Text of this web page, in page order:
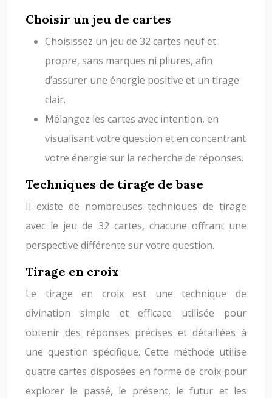
Choisir un jeu de cartes
Choisissez un jeu de 32 cartes neuf et
propre, sans marques ni pliures, afin
d’assurer une énergie positive et un tirage
clair.
Mélangez les cartes avec intention, en
visualisant votre question et en concentrant
votre énergie sur la recherche de réponses.
Techniques de tirage de base
Il existe de nombreuses techniques de tirage
avec le jeu de 32 cartes, chacune offrant une
perspective différente sur votre question.
Tirage en croix
Le tirage en croix est une technique de
divination simple et efficace utilisée pour
obtenir des réponses précises et détaillées à
une question spécifique. Cette méthode utilise
quatre cartes disposées en forme de croix pour
explorer le passé, le présent, le futur et les